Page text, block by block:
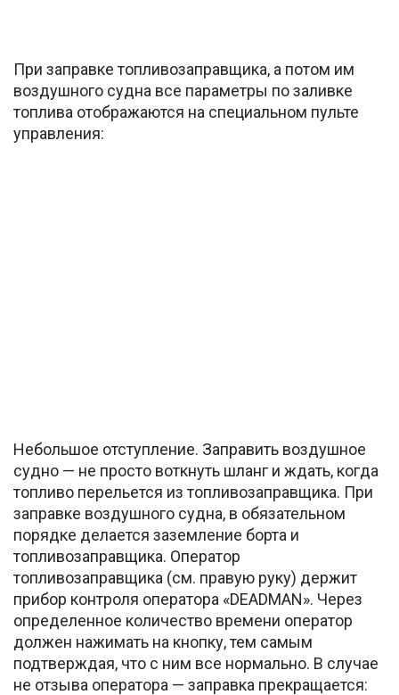
При заправке топливозаправщика, а потом им
воздушного судна все параметры по заливке
топлива отображаются на специальном пульте
управления:
Небольшое отступление. Заправить воздушное
судно — не просто воткнуть шланг и ждать, когда
топливо перельется из топливозаправщика. При
заправке воздушного судна, в обязательном
порядке делается заземление борта и
топливозаправщика. Оператор
топливозаправщика (см. правую руку) держит
прибор контроля оператора «DEADMAN». Через
определенное количество времени оператор
должен нажимать на кнопку, тем самым
подтверждая, что с ним все нормально. В случае
не отзыва оператора — заправка прекращается: